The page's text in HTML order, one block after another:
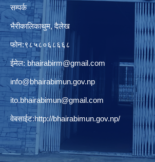
सम्पर्क
भैरीकालिकाथुम, दैलेख
फोन:९८५८०६८६६८
ईमेल: bhairabirm@gmail.com
info@bhairabimun.gov.np
ito.bhairabimun@gmail.com
वेबसाईट:http://bhairabimun.gov.np/